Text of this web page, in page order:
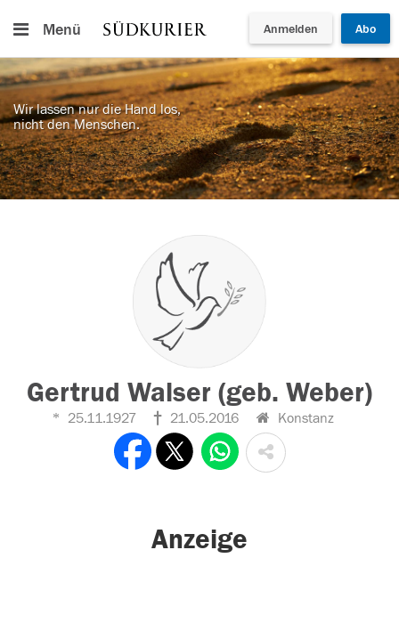
Menü Anmelden Abo
Wir lassen nur die Hand los,
nicht den Menschen.
Gertrud Walser (geb. Weber)
25.11.1927 21.05.2016 Konstanz
Anzeige